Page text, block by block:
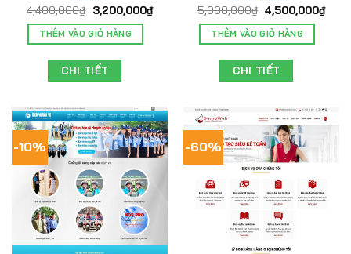
4,400,000₫ 3,200,000₫
THÊM VÀO GIỎ HÀNG
CHI TIẾT
5,000,000₫ 4,500,000₫
THÊM VÀO GIỎ HÀNG
CHI TIẾT
-10% -60%